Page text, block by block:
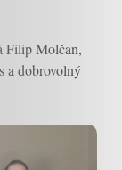
Filip Molčan,
a dobrovolný